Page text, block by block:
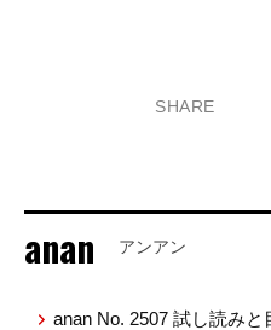
SHARE
anan アンアン
anan No. 2507 試し読みと